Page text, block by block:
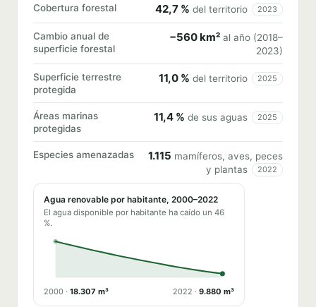
Cobertura forestal 42,7 % del territorio 2023
Cambio anual de
superficie forestal
−560 km² al año (2018–
2023)
Superficie terrestre
protegida
11,0 % del territorio 2025
Áreas marinas
protegidas
11,4 % de sus aguas 2025
Especies amenazadas 1.115 mamíferos, aves, peces
y plantas
2022
Agua renovable por habitante, 2000–2022
El agua disponible por habitante ha caído un 46
%.
2000 · 18.307 m³ 2022 · 9.880 m³